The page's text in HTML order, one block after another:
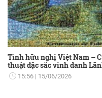
Tình hữu nghị Việt Nam –
thuật đặc sắc vinh danh
15:56 15/06/2026